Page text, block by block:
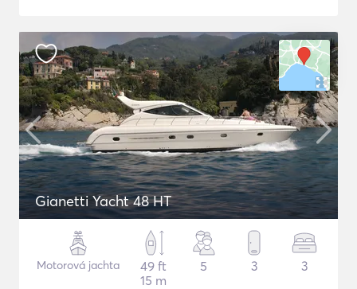
Gianetti Yacht 48 HT
Motorová jachta
49 ft
15 m
5 3 3